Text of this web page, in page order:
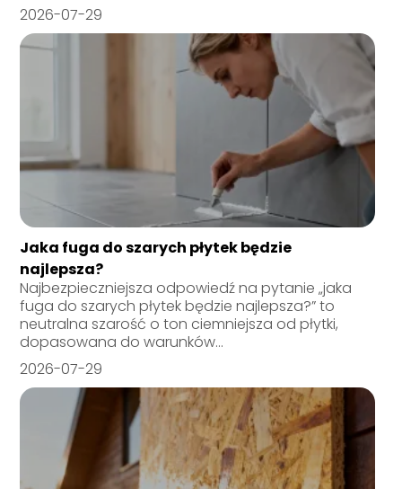
2026-07-29
Jaka fuga do szarych płytek będzie
najlepsza?
Najbezpieczniejsza odpowiedź na pytanie „jaka
fuga do szarych płytek będzie najlepsza?” to
neutralna szarość o ton ciemniejsza od płytki,
dopasowana do warunków...
2026-07-29